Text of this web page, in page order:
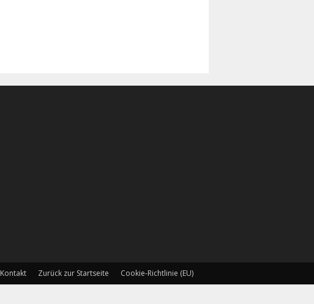
Kontakt Zurück zur Startseite Cookie-Richtlinie (EU)